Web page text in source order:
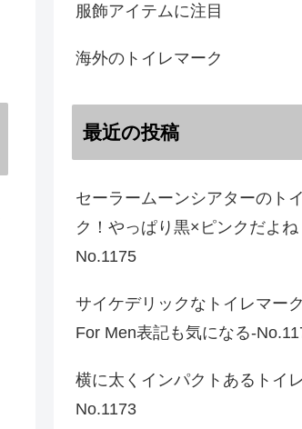
服飾アイテムに注目
海外のトイレマーク
最近の投稿
セーラームーンシアターのト
ク！やっぱり黒×ピンクだよね
No.1175
サイケデリックなトイレマー
For Men表記も気になる-
横に太くインパクトあるトイ
No.1173